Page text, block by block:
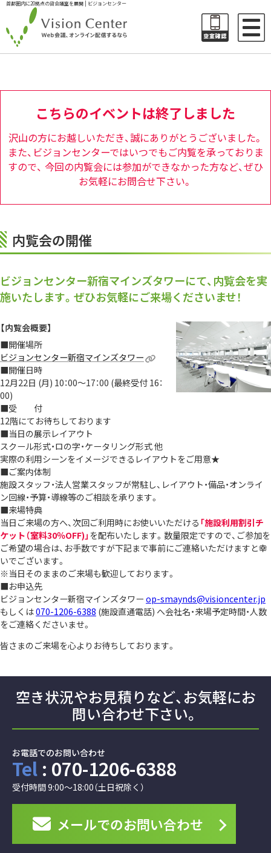
首都圏内に20拠点の貸会議室を展開 | ビジョンセンター
こちらのイベントは終了しました
沢山の方にお越しいただき、誠にありがとうございました。
また、ビジョンセンターではいつでもご内覧を承っておりま
すので、 今回の内覧会には参加ができなかった方など、ぜひ
お気軽にお問合せ下さい。
内覧会の開催
ビジョンセンター新宿マインズタワーにて、内覧会を実
施いたします。ぜひお気軽にご来場くださいませ！
【内覧会概要】
■開催場所
ビジョンセンター新宿マインズタワー
■開催日時
12月22日 (月) 10：00～17：00 (最終受付 16：
00)
■受 付
12階にてお待ちしております
■当日の展示レイアウト
スクール形式・ロの字・ケータリング形式 他
実際の利用シーンをイメージできるレイアウトをご用意★
■ご案内体制
施設スタッフ・法人営業スタッフが常駐し、レイアウト・備品・オンライ
ン回線・予算・導線等のご相談を承ります。
■来場特典
当日ご来場の方へ、次回ご利用時にお使いいただける 「施設利用割引チ
ケット（室料30％OFF)」 を配布いたします。数量限定ですので、 ご参加を
ご希望の場合は、お手数ですが下記まで事前にご連絡いただけますと幸
いでございます。
※当日そのままのご来場も歓迎しております。
■お申込先
ビジョンセンター新宿マインズタワー op-smaynds@visioncenter.jp
もしくは070-1206-6388 (施設直通電話) へ会社名・来場予定時間・ 人数
をご連絡くださいませ。
皆さまのご来場を心よりお待ちしております。
空き状況やお見積りなど、 お気軽にお
問い合わせ下さい。
お電話でのお問い合わせ
Tel : 070-1206-6388
受付時間 9:00～18:00（土日祝除く）
メールでのお問い合わせ